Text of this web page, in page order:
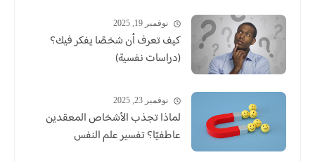
نوفمبر 19, 2025
كيف تعرف أن شخصًا يفكر فيك؟
(دراسات نفسية)
نوفمبر 23, 2025
لماذا تجذب الأشخاص المعقدين
عاطفيًا؟ تفسير علم النفس